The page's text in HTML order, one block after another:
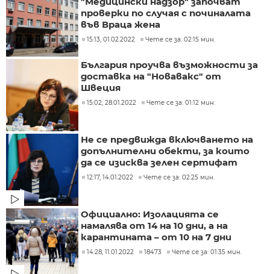
проверки по случая с починалата
във Враца жена
15:13, 01.02.2022 Чете се за: 02:15 мин.
България проучва възможности за
доставка на "Новавакс" от
Швеция
15:02, 28.01.2022 Чете се за: 01:12 мин.
Не се предвижда включването на
допълнителни обекти, за които
да се изисква зелен сертифат
12:17, 14.01.2022 Чете се за: 02:25 мин.
Официално: Изолацията се
намалява от 14 на 10 дни, а на
карантината – от 10 на 7 дни
14:28, 11.01.2022 18473 Чете се за: 01:35 мин.